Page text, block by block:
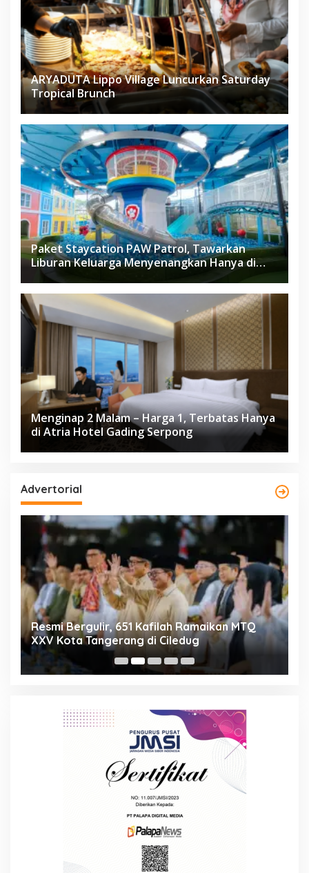
ARYADUTA Lippo Village Luncurkan Saturday
Tropical Brunch
Paket Staycation PAW Patrol, Tawarkan
Liburan Keluarga Menyenangkan Hanya di
Herloom Hotel BSD
Menginap 2 Malam – Harga 1, Terbatas Hanya
di Atria Hotel Gading Serpong
Advertorial
Resmi Bergulir, 651 Kafilah Ramaikan MTQ
XXV Kota Tangerang di Ciledug